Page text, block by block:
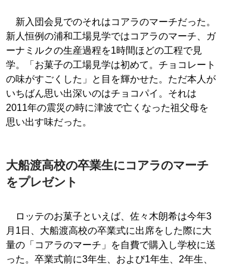
新入団会見でのそれはコアラのマーチだった。
新人恒例の浦和工場見学ではコアラのマーチ、ガ
ーナミルクの生産過程を1時間ほどの工程で見
学。「お菓子の工場見学は初めて。チョコレート
の味がすごくした」と目を輝かせた。ただ本人が
いちばん思い出深いのはチョコパイ。それは
2011年の震災の時に津波で亡くなった祖父母を
思い出す味だった。
大船渡高校の卒業生にコアラのマーチ
をプレゼント
ロッテのお菓子といえば、佐々木朗希は今年3
月1日、大船渡高校の卒業式に出席をした際に大
量の「コアラのマーチ」を自費で購入し学校に送
った。卒業式前に3年生、および1年生、2年生、